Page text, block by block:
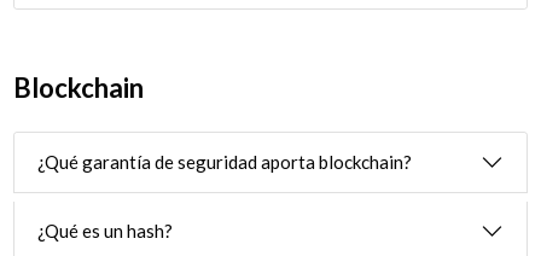
Blockchain
¿Qué garantía de seguridad aporta blockchain?
¿Qué es un hash?